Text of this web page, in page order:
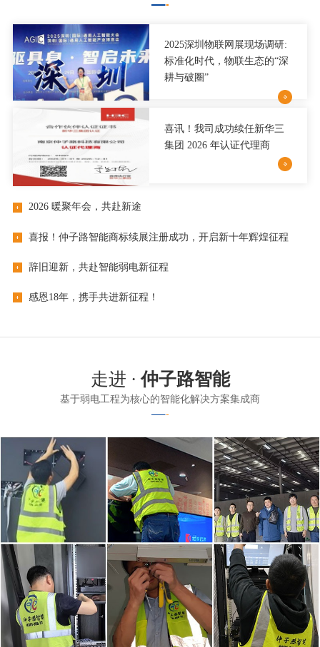
2025深圳物联网展现场调研:
标准化时代，物联生态的“深
耕与破圈”
喜讯！我司成功续任新华三
集团 2026 年认证代理商
2026 暖聚年会，共赴新途
喜报！仲子路智能商标续展注册成功，开启新十年辉煌征程
辞旧迎新，共赴智能弱电新征程
感恩18年，携手共进新征程！
走进 ·仲子路智能
基于弱电工程为核心的智能化解决方案集成商